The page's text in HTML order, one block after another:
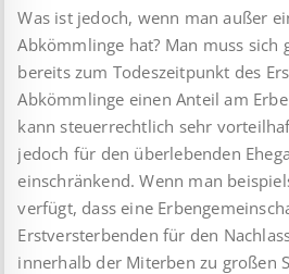
Was ist jedoch, wenn man außer
Abkömmlinge hat? Man muss sich
bereits zum Todeszeitpunkt des
Abkömmlinge einen Anteil am
kann steuerrechtlich sehr
jedoch für den überlebenden
einschränkend. Wenn man
verfügt, dass eine
Erstversterbenden für den
innerhalb der Miterben zu großen